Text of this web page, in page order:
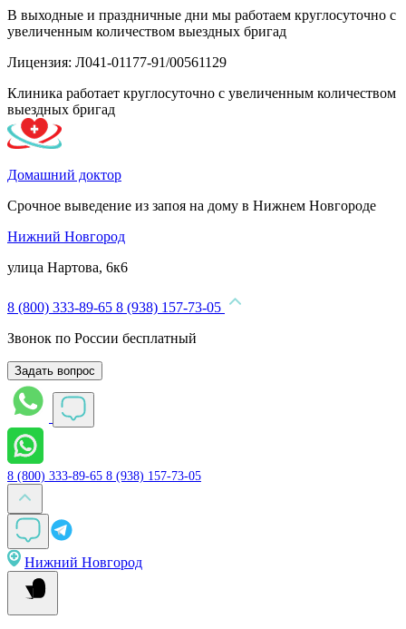
В выходные и праздничные дни мы работаем круглосуточно с
увеличенным количеством выездных бригад
Лицензия: Л041-01177-91/00561129
Клиника работает круглосуточно с увеличенным количеством
выездных бригад
Домашний доктор
Срочное выведение из запоя на дому в Нижнем Новгороде
Нижний Новгород
улица Нартова, 6к6
8 (800) 333-89-65 8 (938) 157-73-05
Звонок по России бесплатный
Задать вопрос
8 (800) 333-89-65 8 (938) 157-73-05
Нижний Новгород